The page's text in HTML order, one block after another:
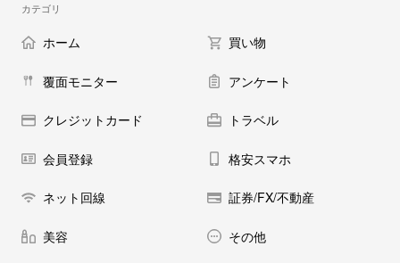
カテゴリ
ホーム 買い物
覆面モニター アンケート
クレジットカード トラベル
会員登録 格安スマホ
ネット回線 証券/FX/不動産
美容 その他